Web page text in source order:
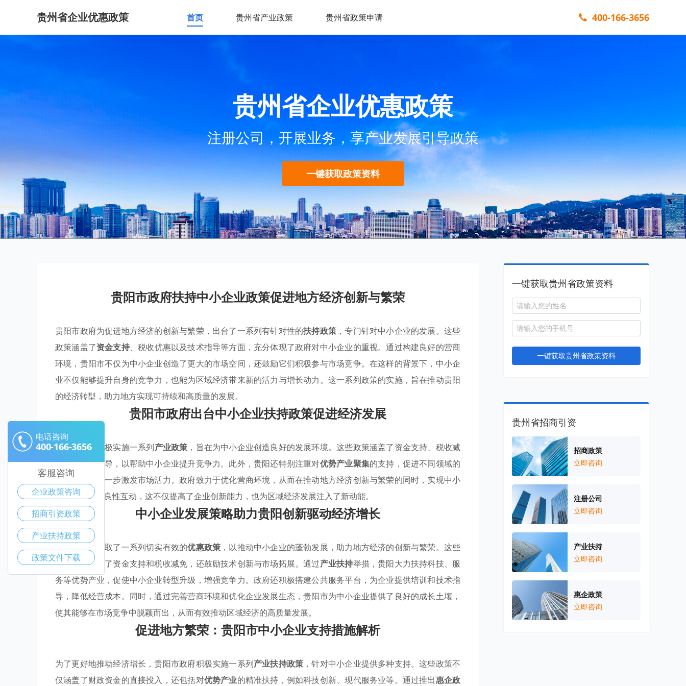
贵州省企业优惠政策 首页 贵州省产业政策 贵州省政策申请 400-166-3656
贵州省企业优惠政策
注册公司，开展业务，享产业发展引导政策
一键获取政策资料
贵阳市政府扶持中小企业政策促进地方经济创新与繁荣
贵阳市政府为促进地方经济的创新与繁荣，出台了一系列有针对性的扶持政策 ，专门针对中小企业的发展。这些
政策涵盖了资金支持、税收优惠以及技术指导等方面，充分体现了政府对中小企业的重视。通过构建良好的营商
环境，贵阳市不仅为中小企业创造了更大的市场空间，还鼓励它们积极参与市场竞争。在这样的背景下，中小企
业不仅能够提升自身的竞争力，也能为区域经济带来新的活力与增长动力。这一系列政策的实施，旨在推动贵阳
的经济转型，助力地方实现可持续和高质量的发展。
贵阳市政府出台中小企业扶持政策促进经济发展
贵阳市政府积极实施一系列产业政策 ，旨在为中小企业创造良好的发展环境。这些政策涵盖了资金支持、税收减
免以及技术指导，以帮助中小企业提升竞争力。此外，贵阳还特别注重对优势产业聚集的支持，促进不同领域的
协同发展，进一步激发市场活力。政府致力于优化营商环境，从而在推动地方经济创新与繁荣的同时，实现中小
企业与市场的良性互动，这不仅提高了企业创新能力，也为区域经济发展注入了新动能。
中小企业发展策略助力贵阳创新驱动经济增长
贵阳市政府采取了一系列切实有效的优惠政策 ，以推动中小企业的蓬勃发展，助力地方经济的创新与繁荣。这些
政策不仅涵盖了资金支持和税收减免，还鼓励技术创新与市场拓展。通过产业扶持举措，贵阳大力扶持科技、服
务等优势产业，促使中小企业转型升级，增强竞争力。政府还积极搭建公共服务平台，为企业提供培训和技术指
导，降低经营成本。同时，通过完善营商环境和优化企业发展生态，贵阳市为中小企业提供了良好的成长土壤，
使其能够在市场竞争中脱颖而出，从而有效推动区域经济的高质量发展。
促进地方繁荣：贵阳市中小企业支持措施解析
为了更好地推动经济增长，贵阳市政府积极实施一系列产业扶持政策 ，针对中小企业提供多种支持。这些政策不
仅涵盖了财政资金的直接投入，还包括对优势产业的精准扶持，例如科技创新、现代服务业等。通过推出惠企政
一键获取贵州省政策资料
一键获取贵州省政策资料
贵州省招商引资
招商政策
立即咨询
注册公司
立即咨询
产业扶持
立即咨询
惠企政策
立即咨询
电话咨询
400-166-3656
客服咨询
企业政策咨询
招商引资政策
产业扶持政策
政策文件下载